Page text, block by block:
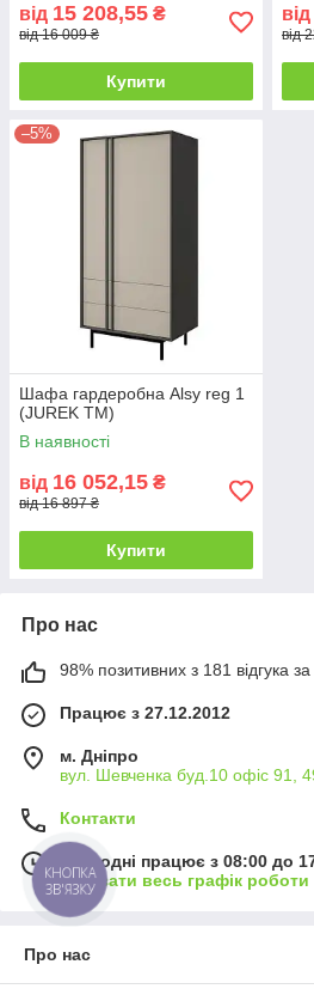
від 15 208,55 ₴
від 16 009 ₴
Купити
від
від
–5%
Шафа гардеробна Alsy reg 1
(JUREK ТМ)
В наявності
від 16 052,15 ₴
від 16 897 ₴
Купити
Про нас
98% позитивних з 181 відгука за
Працює з 27.12.2012
м. Дніпро
вул. Шевченка буд.10 офіс 91,
Контакти
Сьогодні працює з 08:00 до
Показати весь графік роботи
Про нас
КНОПКА
ЗВ'ЯЗКУ